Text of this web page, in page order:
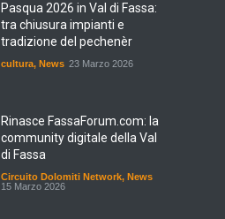
Pasqua 2026 in Val di Fassa:
tra chiusura impianti e
tradizione del pechenèr
cultura, News 23 Marzo 2026
Rinasce FassaForum.com: la
community digitale della Val
di Fassa
Circuito Dolomiti Network, News
15 Marzo 2026